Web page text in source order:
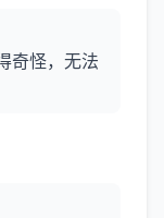
奇怪，无法